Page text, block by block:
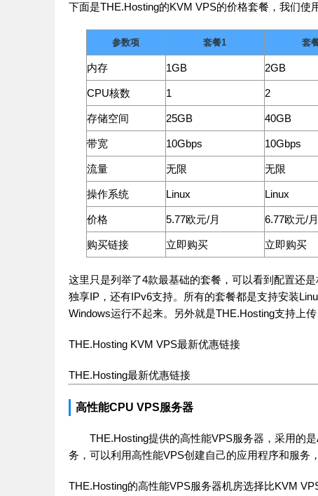
下面是THE.Hosting的KVM VPS的价格套餐，我们使
参数项 套餐1 套
内存 1GB 2GB
CPU核数 1 2
存储空间 25GB 40GB
带宽 10Gbps 10Gbps
流量 无限 无限
操作系统 Linux Linux
价格 5.77欧元/月 6.77欧元/月
购买链接 立即购买 立即购买
这里只是列举了4款最基础的套餐，可以看到配置还
独享IP，还有IPv6支持。所有的套餐都是支持安装
Windows运行不起来。另外就是THE.Hosting支持上
THE.Hosting KVM VPS最新优惠链接
THE.Hosting最新优惠链接
高性能CPU VPS服务器
THE.Hosting提供的高性能VPS服务器，采用的
务，可以利用高性能VPS创建自己的应用程序和服务
THE.Hosting的高性能VPS服务器机房选择比KVM